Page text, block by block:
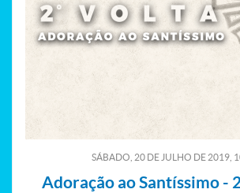
SÁBADO, 20DEJULHO DE2019,
Adoração ao Santíssimo -